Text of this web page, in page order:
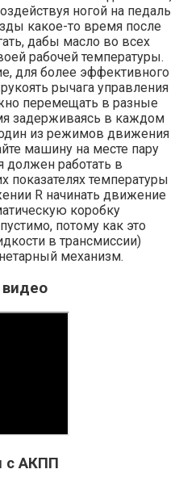
ногой на педаль
какое-то время после
дабы масло во всех
рабочей температуры.
для более эффективного
рычага управления
перемещать в разные
задерживаясь в каждом
из режимов движения
машину на месте пару
должен работать в
показателях температуры
R начинать движение
коробку
потому как это
в трансмиссии)
механизм.
видео
с АКПП